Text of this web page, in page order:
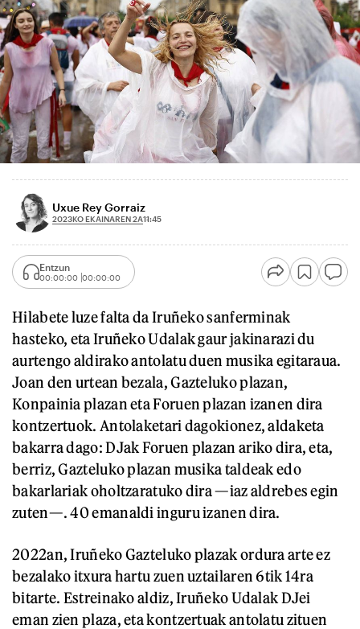
Uxue Rey Gorraiz
2023KO EKAINAREN 2A11:45
Entzun
00:00:00 00:00:00
Hilabete luze falta da Iruñeko sanferminak
hasteko, eta Iruñeko Udalak gaur jakinarazi du
aurtengo aldirako antolatu duen musika egitaraua.
Joan den urtean bezala, Gazteluko plazan,
Konpainia plazan eta Foruen plazan izanen dira
kontzertuok. Antolaketari dagokionez, aldaketa
bakarra dago: DJak Foruen plazan ariko dira, eta,
berriz, Gazteluko plazan musika taldeak edo
bakarlariak oholtzaratuko dira —iaz aldrebes egin
zuten—. 40 emanaldi inguru izanen dira.
2022an, Iruñeko Gazteluko plazak ordura arte ez
bezalako itxura hartu zuen uztailaren 6tik 14ra
bitarte. Estreinako aldiz, Iruñeko Udalak DJei
eman zien plaza, eta kontzertuak antolatu zituen